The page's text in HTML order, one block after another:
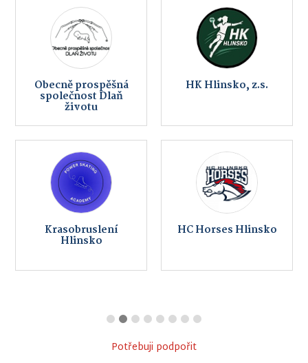
Obecně prospěšná
společnost Dlaň
životu
HK Hlinsko, z.s.
Krasobruslení
Hlinsko
HC Horses Hlinsko
Potřebuji podpořit